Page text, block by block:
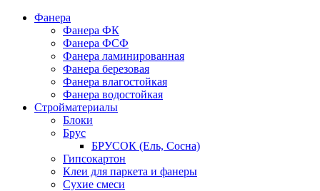
Фанера
Фанера ФК
Фанера ФСФ
Фанера ламинированная
Фанера березовая
Фанера влагостойкая
Фанера водостойкая
Стройматериалы
Блоки
Брус
БРУСОК (Ель, Сосна)
Гипсокартон
Клеи для паркета и фанеры
Сухие смеси